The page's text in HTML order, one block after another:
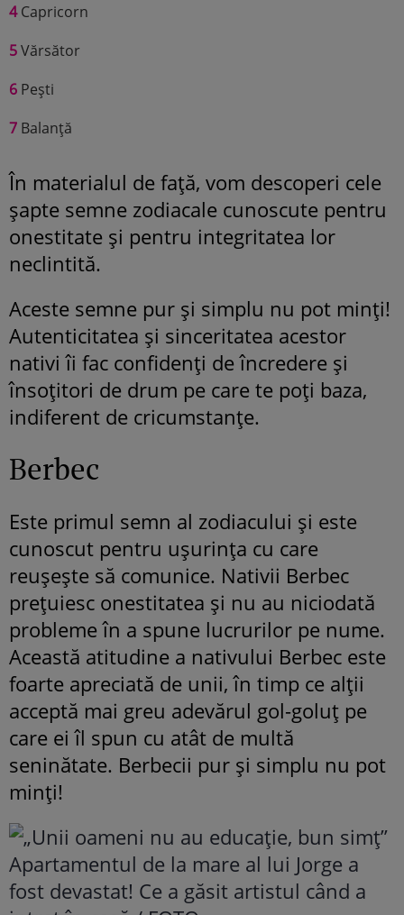
4Capricorn
5Vărsător
6 Pești
7 Balanță
În materialul de față, vom descoperi cele
șapte semne zodiacale cunoscute pentru
onestitate și pentru integritatea lor
neclintită.
Aceste semne pur și simplu nu pot minți!
Autenticitatea și sinceritatea acestor
nativi îi fac confidenți de încredere și
însoțitori de drum pe care te poți baza,
indiferent de cricumstanțe.
Berbec
Este primul semn al zodiacului și este
cunoscut pentru ușurința cu care
reușește să comunice. Nativii Berbec
prețuiesc onestitatea și nu au niciodată
probleme în a spune lucrurilor pe nume.
Această atitudine a nativului Berbec este
foarte apreciată de unii, în timp ce alții
acceptă mai greu adevărul gol-goluț pe
care ei îl spun cu atât de multă
seninătate. Berbecii pur și simplu nu pot
minți!